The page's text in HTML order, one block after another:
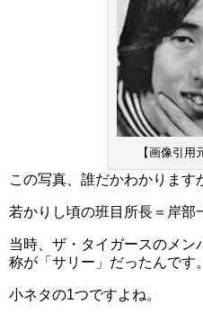
【画像引用
この写真、誰だかわかります
若かりし頃の班目所長＝岸部
当時、ザ・タイガースのメン
称が「サリー」だったんです。
小ネタの1つですよね。